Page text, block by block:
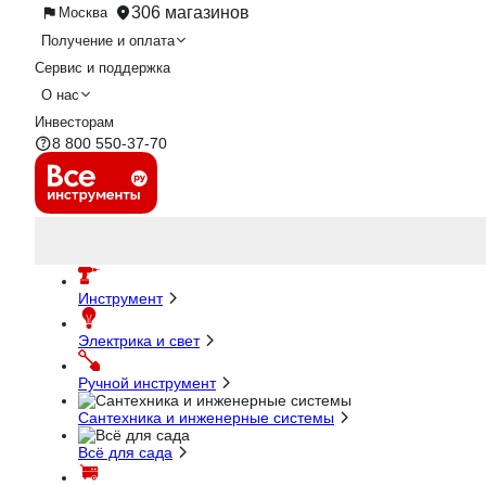
Москва 306 магазинов
Получение и оплата
Сервис и поддержка
О нас
Инвесторам
8 800 550-37-70
Инструмент
Электрика и свет
Ручной инструмент
Сантехника и инженерные системы
Всё для сада